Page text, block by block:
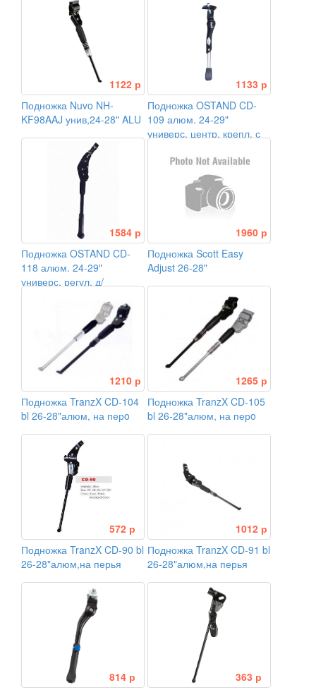
1122 р
Подножка Nuvo NH-
KF98AAJ унив,24-28" ALU
1133 р
Подножка OSTAND CD-
109 алюм. 24-29"
универс. центр. крепл. с
1584 р
Подножка OSTAND CD-
118 алюм. 24-29"
универс. регул. д/
1960 р
Подножка Scott Easy
Adjust 26-28"
1210 р
Подножка TranzX CD-104
bl 26-28"алюм, на перo
1265 р
Подножка TranzX CD-105
bl 26-28"алюм, на перo
572 р
Подножка TranzX CD-90 bl
26-28"алюм,на перья
1012 р
Подножка TranzX CD-91 bl
26-28"алюм,на перья
814 р
363 р